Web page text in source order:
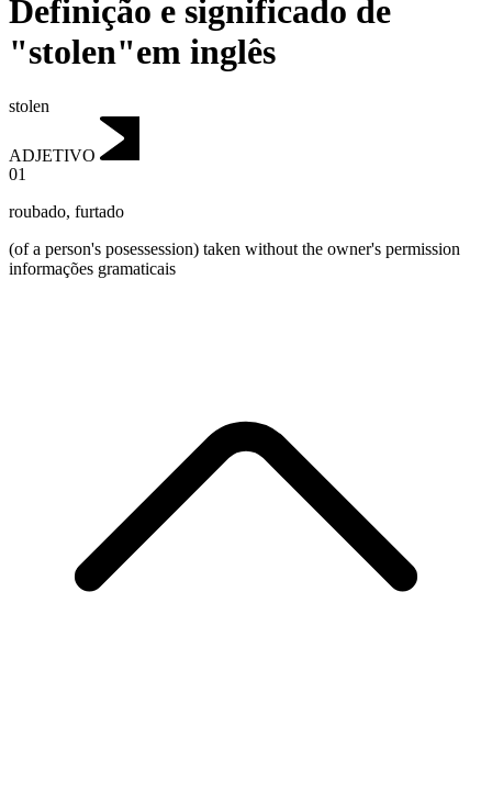
Definição e significado de
"stolen"em inglês
stolen
ADJETIVO
01
roubado, furtado
(of a person's posessession) taken without the owner's permission
informações gramaticais